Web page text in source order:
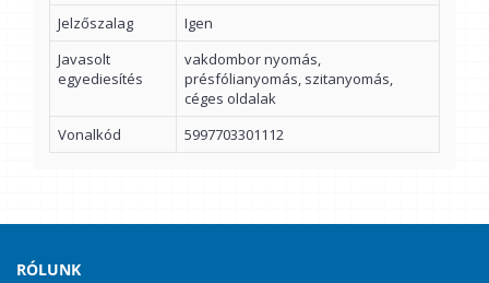
Jelzőszalag
Igen
Javasolt
egyediesítés
vakdombor nyomás,
présfólianyomás, szitanyomás,
céges oldalak
Vonalkód
5997703301112
RÓLUNK